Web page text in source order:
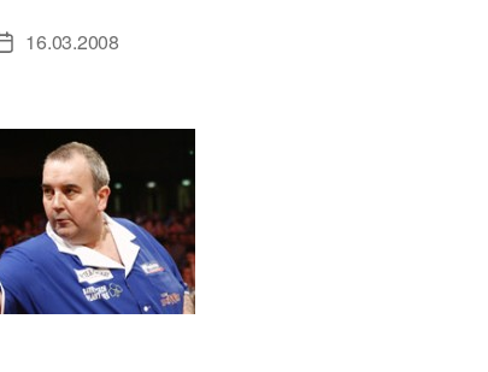
Veröffentlichungsdatum
16.03.2008